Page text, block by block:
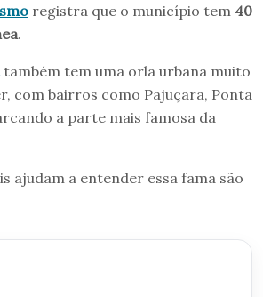
registra que o município tem 40
.
também tem uma orla urbana muito
com bairros como Pajuçara, Ponta
a parte mais famosa da
ajudam a entender essa fama são